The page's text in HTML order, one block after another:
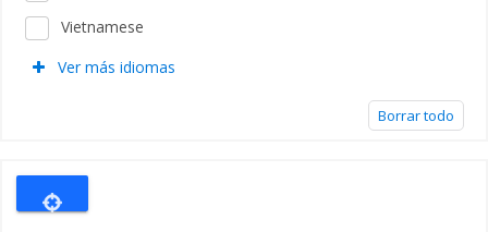
Vietnamese
Ver más idiomas
Borrar todo